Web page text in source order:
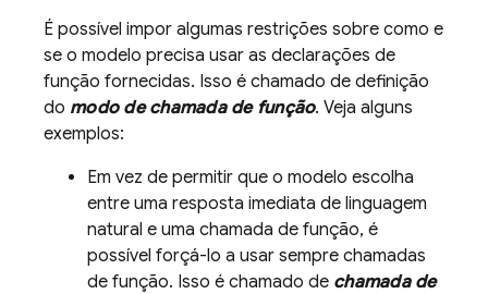
É possível impor algumas restrições sobre como e
se o modelo precisa usar as declarações de
função fornecidas. Isso é chamado de definição
do modo de chamada de função. Veja alguns
exemplos:
Em vez de permitir que o modelo escolha
entre uma resposta imediata de linguagem
natural e uma chamada de função, é
possível forçá-lo a usar sempre chamadas
de função. Isso é chamado de chamada de